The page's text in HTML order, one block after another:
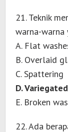
21. Teknik
warna-
A. Flat
B. Overlaid
C. Spattering
D.
E. Broken
22. Ada